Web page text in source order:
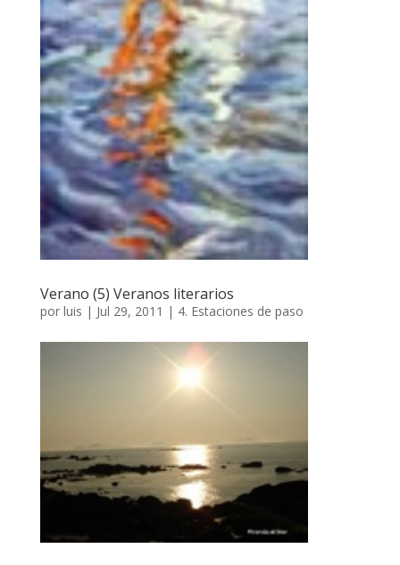
Verano (5) Veranos literarios
por luis | Jul 29, 2011 | 4. Estaciones de paso